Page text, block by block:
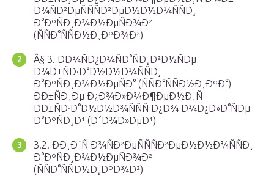
Ð¾ÑÐ²ÐµÑÑÑÐ²ÐµÐ½Ð½Ð¾ÑÑÐ¸
Ð°ÐºÑÐ¸Ð¾Ð½ÐµÑÐ¾Ð²
(ÑÑÐ°ÑÑÐ½Ð¸ÐºÐ¾Ð²)
Â§ 3. ÐÐ¾ÑÐ¿Ð¾ÑÐ°ÑÐ¸Ð²Ð½ÑÐµ
Ð¾Ð±ÑÐ·Ð°Ð½Ð½Ð¾ÑÑÐ¸
Ð°ÐºÑÐ¸Ð¾Ð½ÐµÑÐ° (ÑÑÐ°ÑÑÐ½Ð¸ÐºÐ°)
ÐÐ±ÑÐ¸Ðµ Ð¿Ð¾Ð»Ð¾Ð¶ÐµÐ½Ð¸Ñ
ÐÐ±ÑÐ·Ð°Ð½Ð½Ð¾ÑÑÑ Ð¿Ð¾ Ð¾Ð¿Ð»Ð°ÑÐµ
Ð°ÐºÑÐ¸Ð¹ (Ð´Ð¾Ð»ÐµÐ¹)
3.2. ÐÐ¸Ð´Ñ Ð¾ÑÐ²ÐµÑÑÑÐ²ÐµÐ½Ð½Ð¾ÑÑÐ¸
Ð°ÐºÑÐ¸Ð¾Ð½ÐµÑÐ¾Ð²
(ÑÑÐ°ÑÑÐ½Ð¸ÐºÐ¾Ð²)